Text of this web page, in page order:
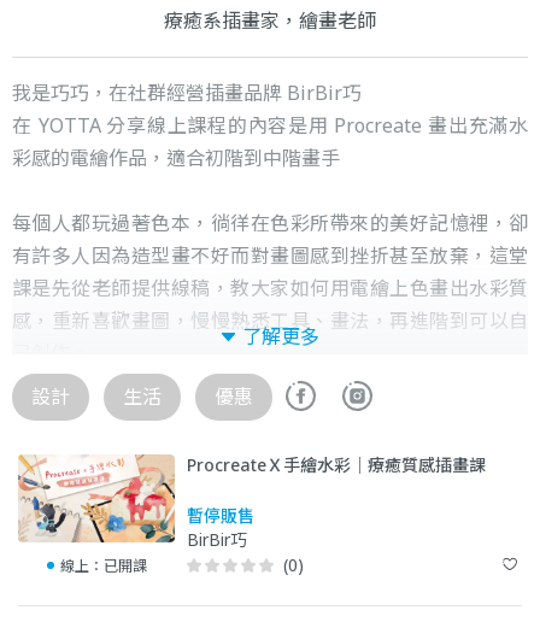
療癒系插畫家，繪畫老師
我是巧巧，在社群經營插畫品牌 BirBir巧
在 YOTTA 分享線上課程的內容是用 Procreate 畫出充滿水
彩感的電繪作品，適合初階到中階畫手
每個人都玩過著色本，徜徉在色彩所帶來的美好記憶裡，卻
有許多人因為造型畫不好而對畫圖感到挫折甚至放棄，這堂
課是先從老師提供線稿，教大家如何用電繪上色畫出水彩質
感，重新喜歡畫圖，慢慢熟悉工具、畫法，再進階到可以自
讓零基礎的人也輕鬆可以上手建立畫畫的信心。專心投入畫
圖是一件幸福的事，邀請大家一起進入繪畫的世界。
了解更多
設計 生活 優惠
線上： 已開課
ProcreateＸ手繪水彩｜療癒質感插畫課
暫停販售
BirBir巧
(0)